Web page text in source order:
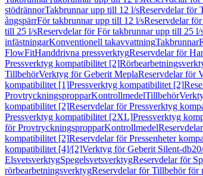
stödrännorTakbrunnar upp till 12 l/sReservdelar för
ångspärrFör takbrunnar upp till 12 l/sReservdelar
till 25 l/sReservdelar för För takbrunnar upp till 25 l/
infästningarKonventionell takavvattningTakbrunnar
FlowFitHanddrivna pressverktygReservdelar för
Pressverktyg kompatibilitet [2]
TillbehörVerktyg för Geberit MeplaReservdelar för
kompatibilitet [1]Pressverktyg kompatibilitet [2]
ProvtryckningspropparKontrollmedelTillbehör
kompatibilitet [2]Reservdelar för Pressverktyg
Pressverktyg kompatibilitet [2XL]Pressverktyg
för ProvtryckningspropparKontrollmedel
kompatibilitet [2]Reservdelar för Pressenheter
kompatibilitet [4]/[2]Verktyg för Geberit Silent-
ElsvetsverktygSpegelsvetsverktygReservdelar för
rörbearbetningsverktygReservdelar för Tillbehör för